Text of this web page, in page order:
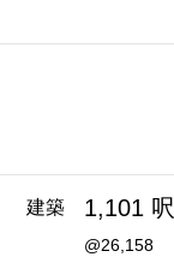
建築 1,101 呎
@26,158